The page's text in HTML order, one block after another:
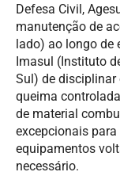
Defesa Civil,
manutenção de
lado) ao longo de
Imasul (Instituto
Sul) de
queima
de material
excepcionais
equipamentos
necessário.